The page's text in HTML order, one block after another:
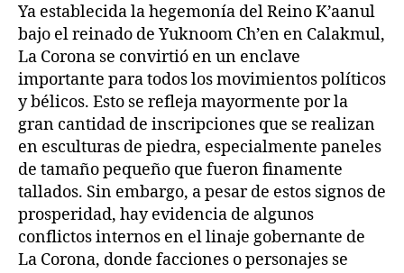
Ya establecida la hegemonía del Reino K’aanul
bajo el reinado de Yuknoom Ch’en en Calakmul,
La Corona se convirtió en un enclave
importante para todos los movimientos políticos
y bélicos. Esto se refleja mayormente por la
gran cantidad de inscripciones que se realizan
en esculturas de piedra, especialmente paneles
de tamaño pequeño que fueron finamente
tallados. Sin embargo, a pesar de estos signos de
prosperidad, hay evidencia de algunos
conflictos internos en el linaje gobernante de
La Corona, donde facciones o personajes se